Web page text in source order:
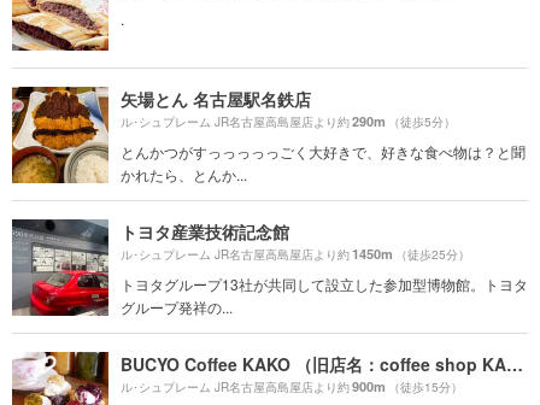
.
矢場とん 名古屋駅名鉄店
ル･シュプレーム JR名古屋高島屋店より約290m （徒歩5分）
とんかつがすっっっっっごく大好きで、好きな食べ物は？と聞
かれたら、とんか...
トヨタ産業技術記念館
ル･シュプレーム JR名古屋高島屋店より約1450m （徒歩25分）
トヨタグループ13社が共同して設立した参加型博物館。トヨタ
グループ発祥の...
BUCYO Coffee KAKO （旧店名：coffee shop KAKO）
ル･シュプレーム JR名古屋高島屋店より約900m （徒歩15分）